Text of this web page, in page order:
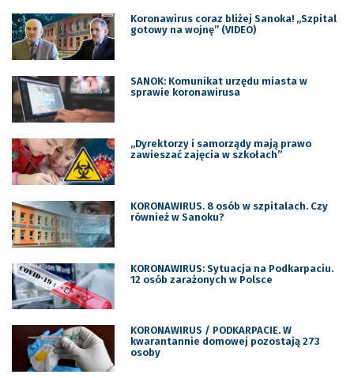
Koronawirus coraz bliżej Sanoka! „Szpital
gotowy na wojnę” (VIDEO)
SANOK: Komunikat urzędu miasta w
sprawie koronawirusa
„Dyrektorzy i samorządy mają prawo
zawieszać zajęcia w szkołach”
KORONAWIRUS. 8 osób w szpitalach. Czy
również w Sanoku?
KORONAWIRUS: Sytuacja na Podkarpaciu.
12 osób zarażonych w Polsce
KORONAWIRUS / PODKARPACIE. W
kwarantannie domowej pozostają 273
osoby